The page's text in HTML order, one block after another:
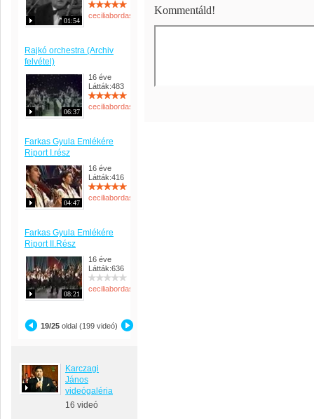
01:54
ceciliabordas
Rajkó orchestra (Archiv
felvétel)
06:37
16 éve
Látták:483
ceciliabordas
Farkas Gyula Emlékére
Riport I.rész
04:47
16 éve
Látták:416
ceciliabordas
Farkas Gyula Emlékére
Riport II.Rész
08:21
16 éve
Látták:636
ceciliabordas
19/25 oldal (199 videó)
Karczagi
János
videógaléria
16 videó
Kommentáld!